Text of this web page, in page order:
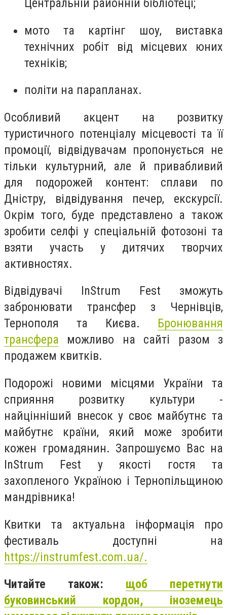
Центральній районній бібліотеці;
мото та картінг шоу, виставка
технічних робіт від місцевих юних
техніків;
політи на парапланах.
Особливий акцент на розвитку
туристичного потенціалу місцевості та її
промоції, відвідувачам пропонується не
тільки культурний, але й привабливий
для подорожей контент: сплави по
Дністру, відвідування печер, екскурсії.
Окрім того, буде представлено а також
зробити селфі у спеціальній фотозоні та
взяти участь у дитячих творчих
активностях.
Відвідувачі InStrum Fest зможуть
забронювати трансфер з Чернівців,
Тернополя та Києва. Бронювання
трансфера можливо на сайті разом з
продажем квитків.
Подорожі новими місцями України та
сприяння розвитку культури -
найцінніший внесок у своє майбутнє та
майбутнє країни, який може зробити
кожен громадянин. Запрошуємо Вас на
InStrum Fest у якості гостя та
захопленого Україною і Тернопільщиною
мандрівника!
Квитки та актуальна інформація про
фестиваль доступні на
https://instrumfest.com.ua/.
Читайте також: щоб перетнути
буковинський кордон, іноземець